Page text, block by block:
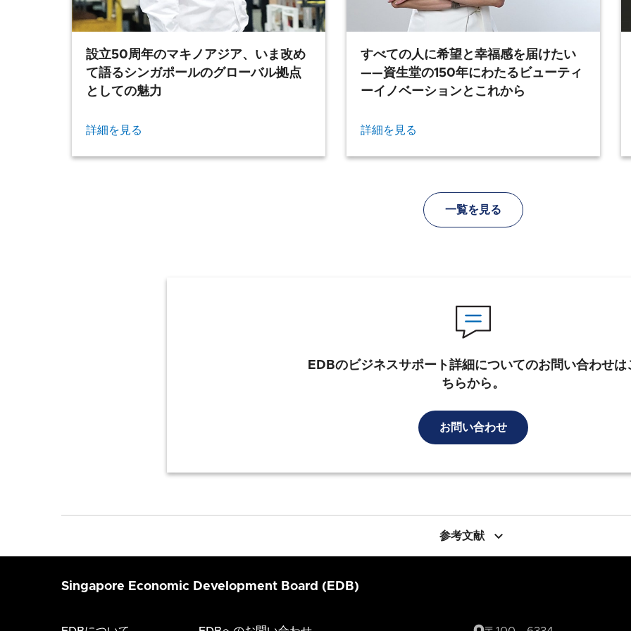
設立50周年のマキノアジア、いま改め
て語るシンガポールのグローバル拠点
としての魅力
詳細を見る
すべての人に希望と幸福感を届けたい
——資生堂の150年にわたるビューティ
ーイノベーションとこれから
詳細を見る
一覧を見る
EDBのビジネスサポート詳細についてのお問い合わせは
ちらから。
お問い合わせ
参考文献 keyboard_arrow_down
Singapore Economic Development Board (EDB)